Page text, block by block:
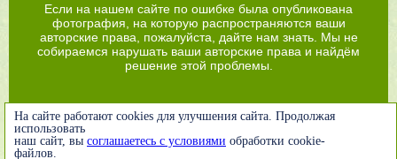
Если на нашем сайте по ошибке была опубликована
фотография, на которую распространяются ваши
авторские права, пожалуйста, дайте нам знать. Мы не
собираемся нарушать ваши авторские права и найдём
решение этой проблемы.
На сайте работают cookies для улучшения сайта. Продолжая
использовать
наш сайт, вы соглашаетесь с условиями обработки cookie-
файлов.